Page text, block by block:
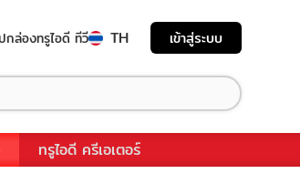
กล่องทรูไอดี ทีวี TH เข้าสู่ระบบ
ทรูไอดี ครีเอเตอร์